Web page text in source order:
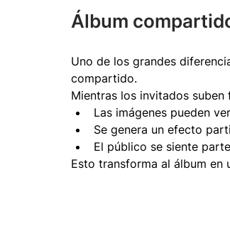
Álbum
Uno de los grandes
compartido.
Mientras los invitados suben
Las imágenes pueden
Se genera un efecto
El público se siente
Esto transforma al álbum en